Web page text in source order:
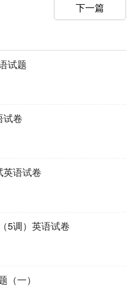
下一篇
试题
试卷
语试卷
5调）英语试卷
一）